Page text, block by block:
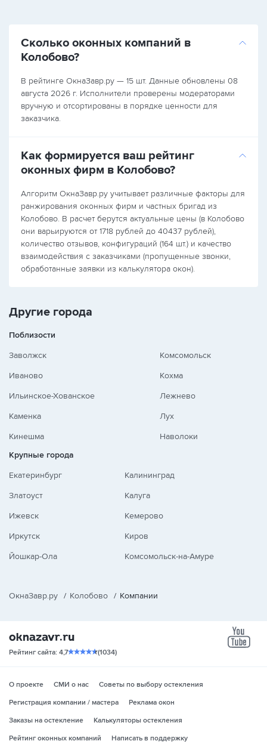
Сколько оконных компаний в
Колобово?
В рейтинге ОкнаЗавр.ру — 15 шт. Данные обновлены 08
августа 2026 г. Исполнители проверены модераторами
вручную и отсортированы в порядке ценности для
заказчика.
Как формируется ваш рейтинг
оконных фирм в Колобово?
Алгоритм ОкнаЗавр.ру учитывает различные факторы для
ранжирования оконных фирм и частных бригад из
Колобово. В расчет берутся актуальные цены (в Колобово
они варьируются от 1718 рублей до 40437 рублей),
количество отзывов, конфигураций (164 шт.) и качество
взаимодействия с заказчиками (пропущенные звонки,
обработанные заявки из калькулятора окон).
Другие города
Поблизости
Заволжск
Иваново
Ильинское-Хованское
Каменка
Кинешма
Комсомольск
Кохма
Лежнево
Лух
Наволоки
Крупные города
Екатеринбург
Златоуст
Ижевск
Иркутск
Йошкар-Ола
Калининград
Калуга
Кемерово
Киров
Комсомольск-на-Амуре
ОкнаЗавр.ру / Колобово / Компании
Рейтинг сайта: 4,7 (1034)
О проекте СМИ о нас
Советы по выбору остекления
Регистрация компании / мастера
Реклама окон
Заказы на остекление
Калькуляторы остекления
Рейтинг оконных компаний
Написать в поддержку